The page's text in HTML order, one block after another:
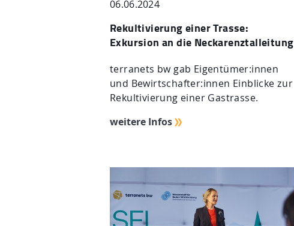
06.06.2024
Rekultivierung einer Trasse:
Exkursion an die Neckarenztalleitung
terranets bw gab Eigentümer:innen
und Bewirtschafter:innen Einblicke zur
Rekultivierung einer Gastrasse.
weitere Infos